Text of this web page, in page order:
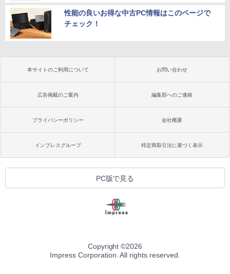
性能の良いお得な中古PC情報はこのページで
チェック！
本サイトのご利用について お問い合わせ
広告掲載のご案内 編集部へのご連絡
プライバシーポリシー 会社概要
インプレスグループ 特定商取引法に基づく表示
PC版で見る
Copyright ©2026
Impress Corporation. All rights reserved.